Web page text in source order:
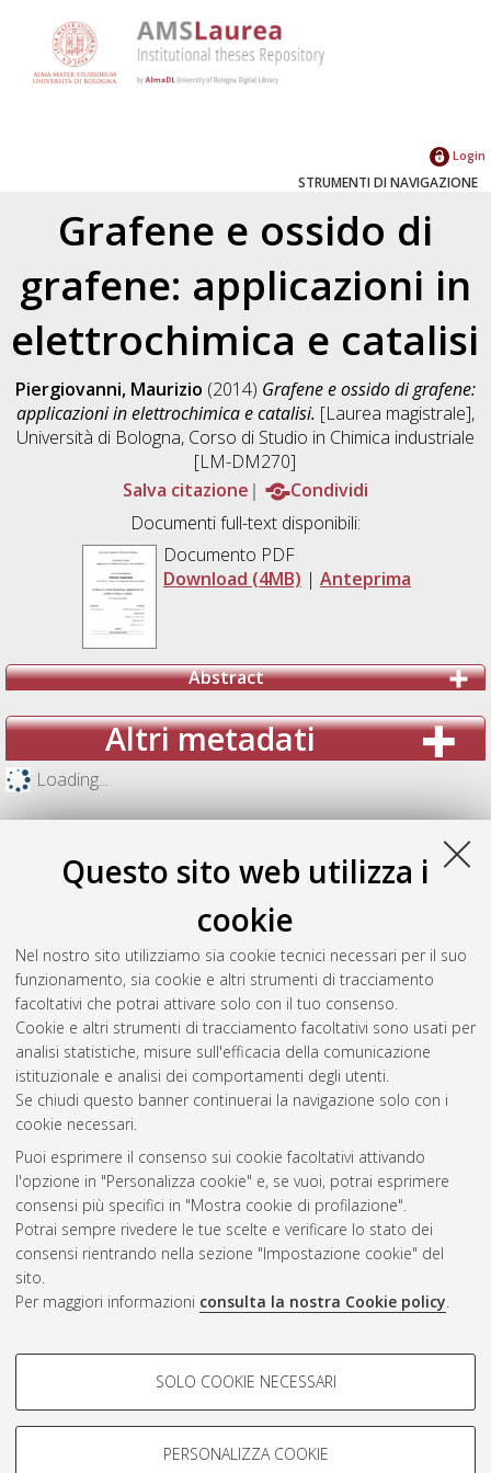
Questo sito web utilizza i
cookie
Nel nostro sito utilizziamo sia cookie tecnici necessari per il suo
funzionamento, sia cookie e altri strumenti di tracciamento
facoltativi che potrai attivare solo con il tuo consenso.
Cookie e altri strumenti di tracciamento facoltativi sono usati per
analisi statistiche, misure sull'efficacia della comunicazione
istituzionale e analisi dei comportamenti degli utenti.
Se chiudi questo banner continuerai la navigazione solo con i
cookie necessari.
Puoi esprimere il consenso sui cookie facoltativi attivando
l'opzione in "Personalizza cookie" e, se vuoi, potrai esprimere
consensi più specifici in "Mostra cookie di profilazione".
Potrai sempre rivedere le tue scelte e verificare lo stato dei
consensi rientrando nella sezione "Impostazione cookie" del
sito.
Per maggiori informazioni consulta la nostra Cookie policy.
COOKIE DI PROFILAZIONE -
Si tratta di cookie utilizzati per analizzare le caratteristiche della
navigazione degli utenti, creare profili in base al loro comportamento
SOLO COOKIE NECESSARI
PERSONALIZZA COOKIE
Login
STRUMENTI DI NAVIGAZIONE
Grafene e ossido di
grafene: applicazioni in
elettrochimica e catalisi
Piergiovanni, Maurizio (2014) Grafene e ossido di grafene:
applicazioni in elettrochimica e catalisi. [Laurea magistrale],
Università di Bologna, Corso di Studio in Chimica industriale
[LM-DM270]
Salva citazione
Condividi
Documenti full-text disponibili:
Documento PDF
Download (4MB) | Anteprima
Abstract
Altri metadati
Loading...
Gestione del documento:
Atom
Rss 1.0
Rss 2.0
AMS Laurea
Impostazioni Cookie
Informativa sulla privacy
Condizioni d’uso del sito